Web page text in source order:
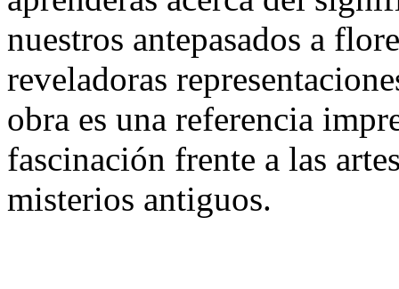
nuestros antepasados a
reveladoras
obra es una referencia
fascinación frente a las
misterios antiguos.